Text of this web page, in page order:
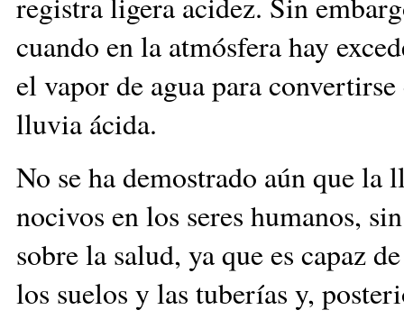
cuando en la atmósfera hay
el vapor de agua para
lluvia ácida.
No se ha demostrado aún que la
nocivos en los seres humanos,
sobre la salud, ya que es capaz
los suelos y las tuberías y,